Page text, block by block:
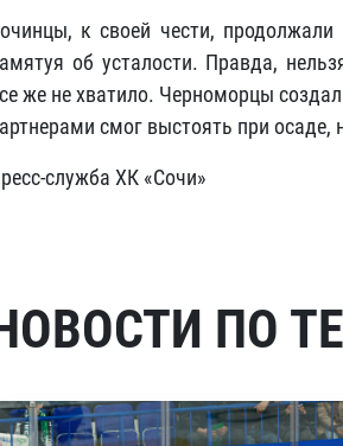
к своей чести,
об усталости. Правда,
же не хватило. Черноморцы
смог выстоять при осаде,
служба ХК «Сочи»
ПО